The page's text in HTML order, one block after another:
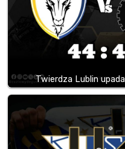
Twierdza Lublin